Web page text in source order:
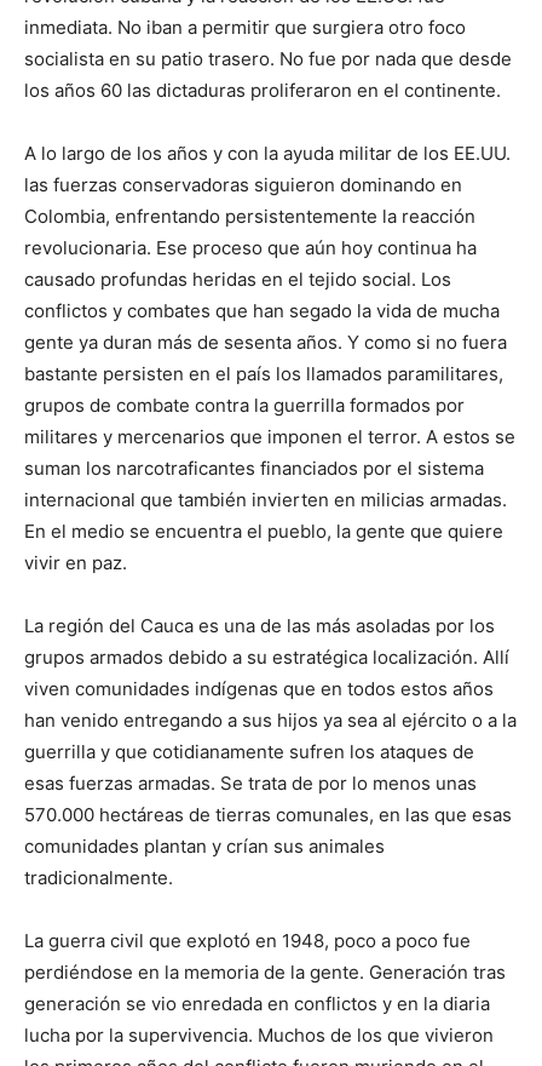
inmediata. No iban a permitir que surgiera otro foco
socialista en su patio trasero. No fue por nada que desde
los años 60 las dictaduras proliferaron en el continente.
A lo largo de los años y con la ayuda militar de los EE.UU.
las fuerzas conservadoras siguieron dominando en
Colombia, enfrentando persistentemente la reacción
revolucionaria. Ese proceso que aún hoy continua ha
causado profundas heridas en el tejido social. Los
conflictos y combates que han segado la vida de mucha
gente ya duran más de sesenta años. Y como si no fuera
bastante persisten en el país los llamados paramilitares,
grupos de combate contra la guerrilla formados por
militares y mercenarios que imponen el terror. A estos se
suman los narcotraficantes financiados por el sistema
internacional que también invierten en milicias armadas.
En el medio se encuentra el pueblo, la gente que quiere
vivir en paz.
La región del Cauca es una de las más asoladas por los
grupos armados debido a su estratégica localización. Allí
viven comunidades indígenas que en todos estos años
han venido entregando a sus hijos ya sea al ejército o a la
guerrilla y que cotidianamente sufren los ataques de
esas fuerzas armadas. Se trata de por lo menos unas
570.000 hectáreas de tierras comunales, en las que esas
comunidades plantan y crían sus animales
tradicionalmente.
La guerra civil que explotó en 1948, poco a poco fue
perdiéndose en la memoria de la gente. Generación tras
generación se vio enredada en conflictos y en la diaria
lucha por la supervivencia. Muchos de los que vivieron